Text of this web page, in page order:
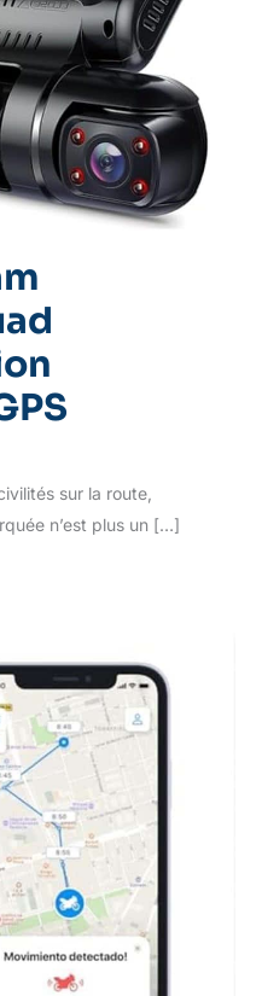
sur la route,
n’est plus un […]